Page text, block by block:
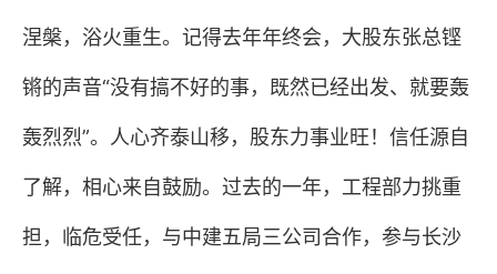
涅槃，浴火重生。记得去年年终会，大股东张总铿
锵的声音“没有搞不好的事，既然已经出发、就要轰
轰烈烈”。人心齐泰山移，股东力事业旺！信任源自
了解，相心来自鼓励。过去的一年，工程部力挑重
担，临危受任，与中建五局三公司合作，参与长沙